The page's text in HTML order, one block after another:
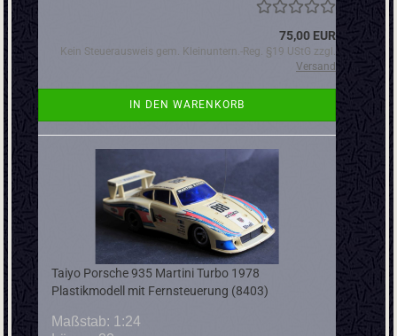
75,00 EUR
Kein Steuerausweis gem. Kleinuntern.-Reg. §19 UStG zzgl.
Versand
IN DEN WARENKORB
Taiyo Porsche 935 Martini Turbo 1978
Plastikmodell mit Fernsteuerung (8403)
Maßstab: 1:24